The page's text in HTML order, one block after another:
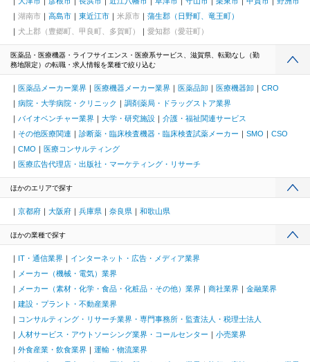
湖南市
高島市 東近江市 米原市
蒲生郡（日野町、竜王町）
犬上郡（豊郷町、甲良町、多賀町）
愛知郡（愛荘町）
医薬品・医療機器・ライフサイエンス・医療系サービス、滋賀県、転勤なし（勤
務地限定）の転職・求人情報を業種で絞り込む
医薬品メーカー業界 医療機器メーカー業界 医薬品卸 医療機器卸
CRO
病院・大学病院・クリニック
調剤薬局・ドラッグストア業界
バイオベンチャー業界
大学・研究施設
介護・福祉関連サービス
その他医療関連
診断薬・臨床検査機器・臨床検査試薬メーカー SMO
CSO
CMO
医療コンサルティング
医療広告代理店・出版社・マーケティング・リサーチ
ほかのエリアで探す
京都府 大阪府 兵庫県 奈良県 和歌山県
ほかの業種で探す
IT・通信業界
インターネット・広告・メディア業界
メーカー（機械・電気）業界
メーカー（素材・化学・食品・化粧品・その他）業界
商社業界
金融業界
建設・プラント・不動産業界
コンサルティング・リサーチ業界・専門事務所・監査法人・税理士法人
人材サービス・アウトソーシング業界・コールセンター
小売業界
外食産業・飲食業界
運輸・物流業界